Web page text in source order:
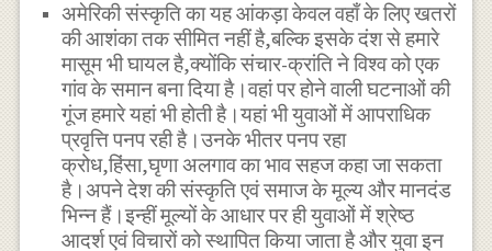
अमेरिकी संस्कृति का यह आंकड़ा केवल वहाँ के लिए खतरों
की आशंका तक सीमित नहीं है,बल्कि इसके दंश से हमारे
मासूम भी घायल है,क्योंकि संचार-क्रांति ने विश्व को एक
गांव के समान बना दिया है।वहां पर होने वाली घटनाओं की
गूंज हमारे यहां भी होती है।यहां भी युवाओं में आपराधिक
प्रवृत्ति पनप रही है।उनके भीतर पनप रहा
क्रोध,हिंसा,घृणा अलगाव का भाव सहज कहा जा सकता
है।अपने देश की संस्कृति एवं समाज के मूल्य और मानदंड
भिन्न हैं।इन्हीं मूल्यों के आधार पर ही युवाओं में श्रेष्ठ
आदर्श एवं विचारों को स्थापित किया जाता है और युवा इन